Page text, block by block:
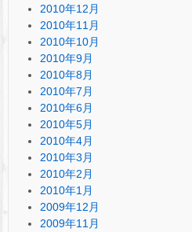
2010年12月
2010年11月
2010年10月
2010年9月
2010年8月
2010年7月
2010年6月
2010年5月
2010年4月
2010年3月
2010年2月
2010年1月
2009年12月
2009年11月